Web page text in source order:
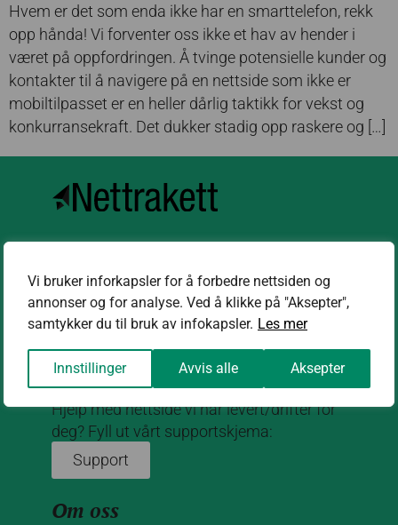
Vi bruker inforkapsler for å forbedre nettsiden og
annonser og for analyse. Ved å klikke på "Aksepter",
samtykker du til bruk av infokapsler. Les mer
Innstillinger Avvis alle Aksepter
Hvem er det som enda ikke har en smarttelefon, rekk
opp hånda! Vi forventer oss ikke et hav av hender i
været på oppfordringen. Å tvinge potensielle kunder og
kontakter til å navigere på en nettside som ikke er
mobiltilpasset er en heller dårlig taktikk for vekst og
konkurransekraft. Det dukker stadig opp raskere og […]
Kontakt oss
kontakt@nettrakett.no
Hjelp med nettside vi har levert/drifter for
deg? Fyll ut vårt supportskjema:
Support
Om oss